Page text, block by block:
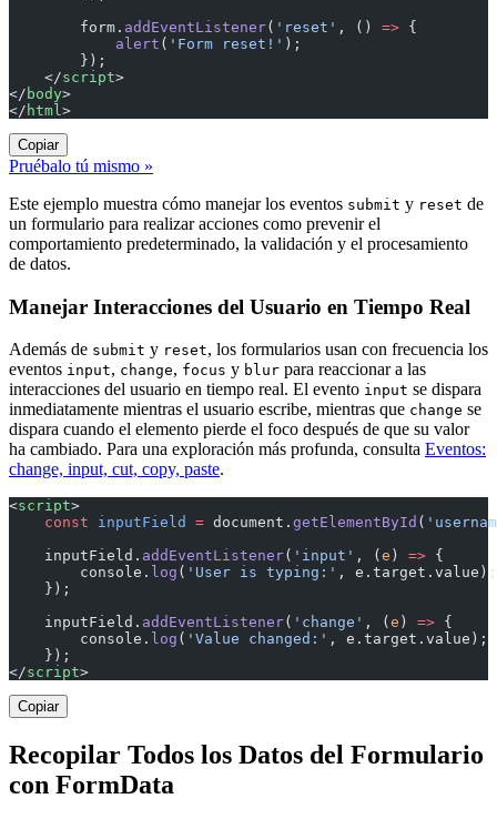
        form.
addEventListener( 'reset' , () => {
            alert
( 'Form reset!' );
        });
    </
script>
</ body>
</ html >
Copiar
Pruébalo tú mismo »
Este ejemplo muestra cómo manejar los eventos submit y reset de
un formulario para realizar acciones como prevenir el
comportamiento predeterminado, la validación y el procesamiento
de datos.
Manejar Interacciones del Usuario en Tiempo Real
Además de submit y reset, los formularios usan con frecuencia los
eventos input, change, focus y blur para reaccionar a las
interacciones del usuario en tiempo real. El evento input se dispara
inmediatamente mientras el usuario escribe, mientras que change se
dispara cuando el elemento pierde el foco después de que su valor
ha cambiado. Para una exploración más profunda, consulta Eventos:
change, input, cut, copy, paste.
<script>
    const
inputField = document. getElementById (
    inputField.
addEventListener( 'input' , ( e ) => {
        console.
log ( 'User is typing:' , e.target.value);
    });
    inputField.
addEventListener( 'change' , ( e ) => {
        console.
log ( 'Value changed:' , e.target.value);
    });
</script>
Copiar
Recopilar Todos los Datos del Formulario
con FormData